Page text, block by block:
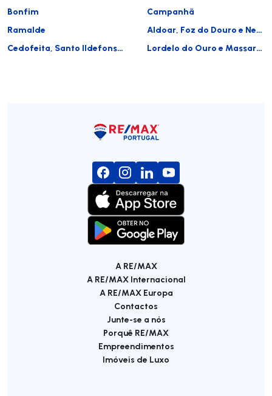
Bonfim
Campanhã
Ramalde
Aldoar, Foz do Douro e Nevogilde
Cedofeita, Santo Ildefonso, Sé, Miragaia, São Nicolau e Vitória
Lordelo do Ouro e Massarelos
A RE/MAX
A RE/MAX Internacional
A RE/MAX Europa
Contactos
Junte-se a nós
Porquê RE/MAX
Empreendimentos
Imóveis de Luxo